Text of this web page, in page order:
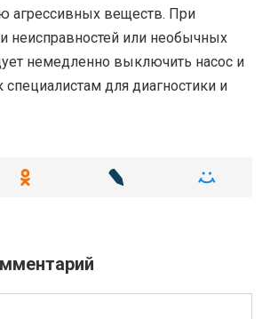
агрессивных веществ. При
неисправностей или необычных
немедленно выключить насос и
специалистам для диагностики и